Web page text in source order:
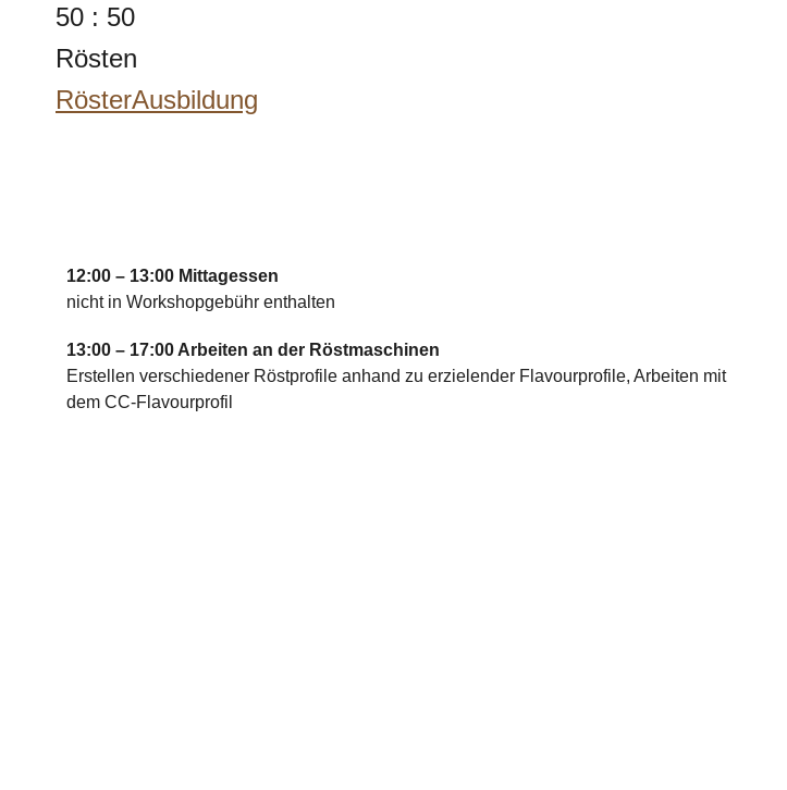
50 : 50
Rösten
RösterAusbildung
12:00 – 13:00 Mittagessen
nicht in Workshopgebühr enthalten
13:00 – 17:00 Arbeiten an der Röstmaschinen
Erstellen verschiedener Röstprofile anhand zu erzielender Flavourprofile, Arbeiten mit
dem CC-Flavourprofil